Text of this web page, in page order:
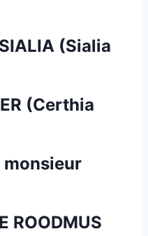
(Sialia
(Certhia
monsieur
ROODMUS